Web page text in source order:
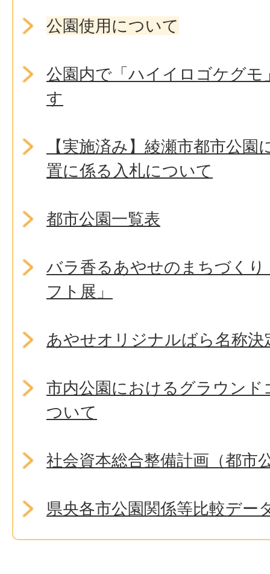
公園使用について
公園内で「ハイイロゴケグ
す
【実施済み】綾瀬市都市公
置に係る入札について
都市公園一覧表
バラ香るあやせのまちづく
フト展」
あやせオリジナルばら名称決
市内公園におけるグラウン
ついて
社会資本総合整備計画（都市
県央各市公園関係等比較デー